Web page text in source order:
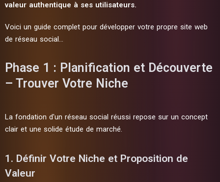
valeur authentique à ses utilisateurs.
Voici un guide complet pour développer votre propre site web
de réseau social…
Phase 1 : Planification et Découverte
– Trouver Votre Niche
La fondation d'un réseau social réussi repose sur un concept
clair et une solide étude de marché.
1. Définir Votre Niche et Proposition de
Valeur